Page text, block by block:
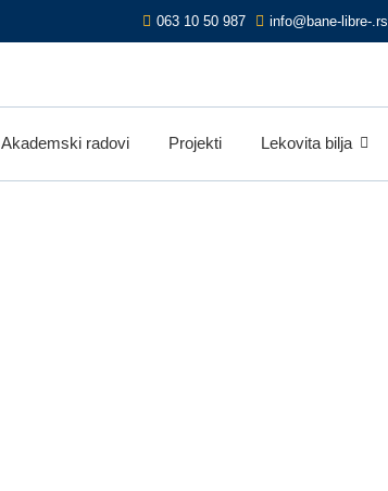
063 10 50 987 info@bane-libre-.rs
Akademski radovi Projekti Lekovita bilja